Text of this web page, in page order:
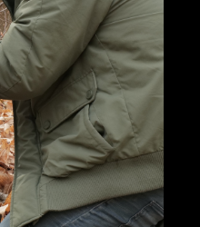
NOUS ?